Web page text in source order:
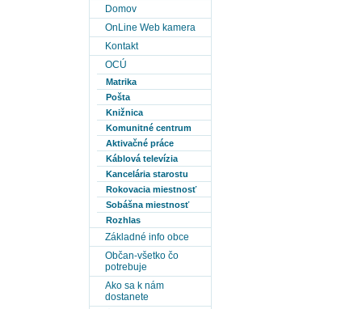
Domov
OnLine Web kamera
Kontakt
OCÚ
Matrika
Pošta
Knižnica
Komunitné centrum
Aktivačné práce
Káblová televízia
Kancelária starostu
Rokovacia miestnosť
Sobášna miestnosť
Rozhlas
Základné info obce
Občan-všetko čo
potrebuje
Ako sa k nám
dostanete